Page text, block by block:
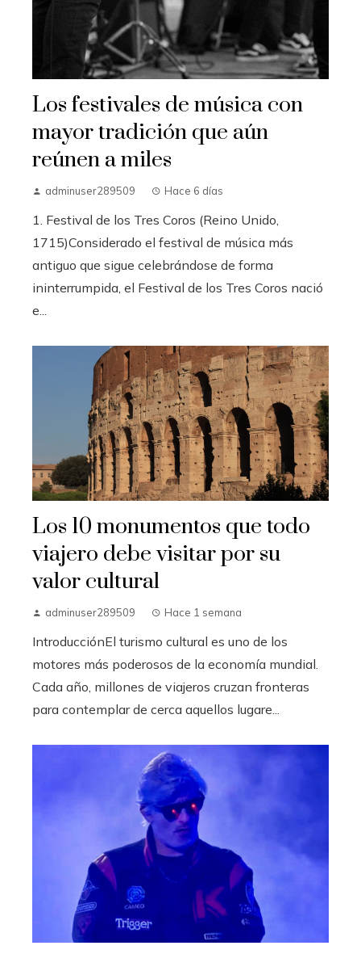
Los festivales de música con
mayor tradición que aún
reúnen a miles
adminuser289509 Hace 6 días
1. Festival de los Tres Coros (Reino Unido,
1715)Considerado el festival de música más
antiguo que sigue celebrándose de forma
ininterrumpida, el Festival de los Tres Coros nació
e...
Los 10 monumentos que todo
viajero debe visitar por su
valor cultural
adminuser289509 Hace 1 semana
IntroducciónEl turismo cultural es uno de los
motores más poderosos de la economía mundial.
Cada año, millones de viajeros cruzan fronteras
para contemplar de cerca aquellos lugare...